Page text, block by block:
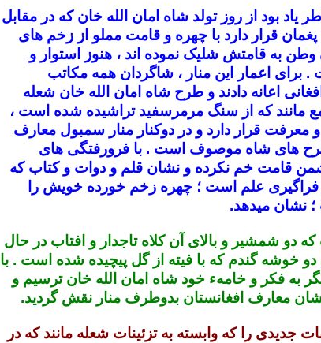
یاد بود از روز تولد شاه امان الله خان که در مقابل
قرار دارد با چهره و قامت مملو از زخم های
به قامتش شلیک نموده اند ، هنوز استوار و
برای اعمار این منار ، شاگردان همه مکاتب
اعانه دادند و طرح شاه امان الله خان شعله
مانند که از سنگ مرمرسفید تراشیده شده است ،
و معرفت قرار دارد و در دوکنار منار سمبول معارف
طرح های شاه موصوف است . با فرورفتگی های
قامت خم نکرده و نشان قلم و دوات و کتاب که
علم است ؛ چهره زخم خورده خویش را
؛ نشان میدهد.
شمشیر و بالای آن کلاه تاجدار و افتاب در حال
خوشه گندم که با فیته از گل پیچیده شده است . با
به فکر و خامهء خود شاه امان الله خان ترسیم و
نشان معارف افغانستان بدوطرف منار نقش گردید.
جدیدی را که وابسته به تزئینات شعله مانند که در